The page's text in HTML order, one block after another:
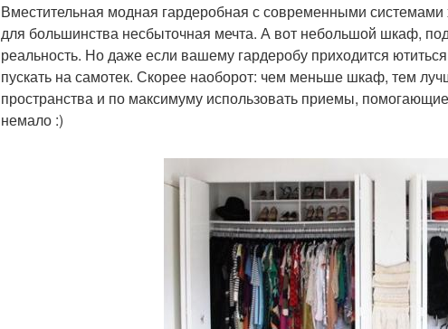
Вместительная модная гардеробная с современными
для большинства несбыточная мечта. А вот небольшой шкаф,
реальность. Но даже если вашему гардеробу приходится
пускать на самотек. Скорее наоборот: чем меньше шкаф, тем
пространства и по максимуму использовать приемы,
немало :)